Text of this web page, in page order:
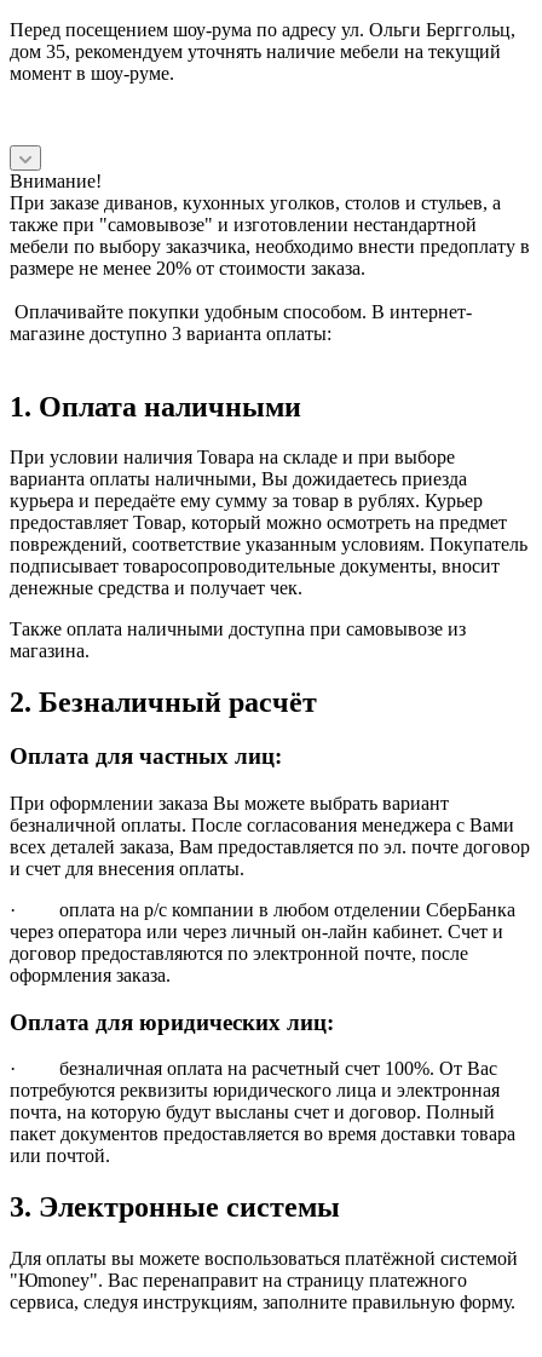
Перед посещением шоу-рума по адресу ул. Ольги Берггольц,
дом 35, рекомендуем уточнять наличие мебели на текущий
момент в шоу-руме.
Внимание!
При заказе диванов, кухонных уголков, столов и стульев, а
также при "самовывозе" и изготовлении нестандартной
мебели по выбору заказчика, необходимо внести предоплату в
размере не менее 20% от стоимости заказа.
Оплачивайте покупки удобным способом. В интернет-
магазине доступно 3 варианта оплаты:
1. Оплата наличными
При условии наличия Товара на складе и при выборе
варианта оплаты наличными, Вы дожидаетесь приезда
курьера и передаёте ему сумму за товар в рублях. Курьер
предоставляет Товар, который можно осмотреть на предмет
повреждений, соответствие указанным условиям. Покупатель
подписывает товаросопроводительные документы, вносит
денежные средства и получает чек.
Также оплата наличными доступна при самовывозе из
магазина.
2. Безналичный расчёт
Оплата для частных лиц:
При оформлении заказа Вы можете выбрать вариант
безналичной оплаты. После согласования менеджера с Вами
всех деталей заказа, Вам предоставляется по эл. почте договор
и счет для внесения оплаты.
· оплата на р/с компании в любом отделении СберБанка
через оператора или через личный он-лайн кабинет. Счет и
договор предоставляются по электронной почте, после
оформления заказа.
Оплата для юридических лиц:
· безналичная оплата на расчетный счет 100%. От Вас
потребуются реквизиты юридического лица и электронная
почта, на которую будут высланы счет и договор. Полный
пакет документов предоставляется во время доставки товара
или почтой.
3. Электронные системы
Для оплаты вы можете воспользоваться платёжной системой
"Юmoney". Вас перенаправит на страницу платежного
сервиса, следуя инструкциям, заполните правильную форму.